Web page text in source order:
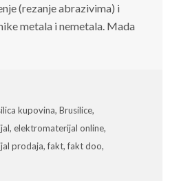
(rezanje abrazivima) i
metala i nemetala. Mada
kupovina, Brusilice,
, elektromaterijal online,
prodaja,fakt,fakt doo,